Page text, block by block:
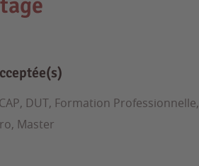
CAP, DUT, Formation Professionnelle,
Master